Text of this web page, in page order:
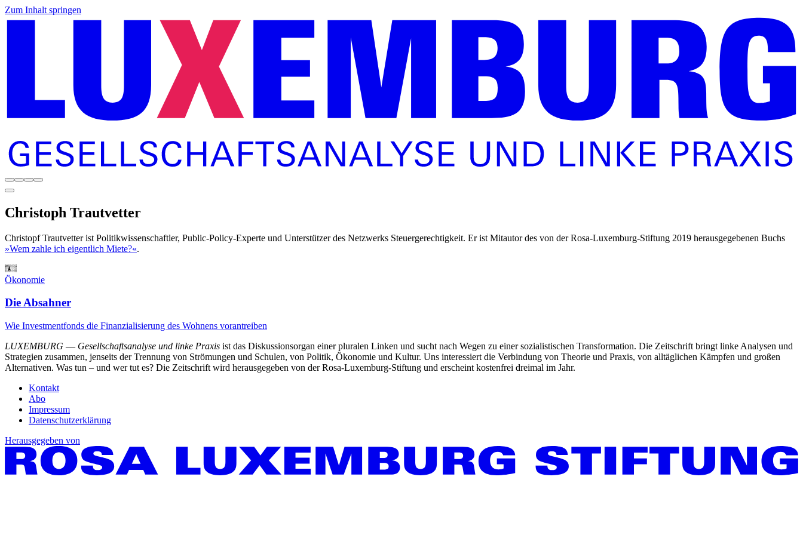
Zum Inhalt springen
Christoph Trautvetter
Christopf Trautvetter ist Politikwissenschaftler, Public-Policy-Experte und Unterstützer des Netzwerks Steuergerechtigkeit. Er ist Mitautor des von der Rosa-Luxemburg-Stiftung 2019 herausgegebenen Buchs
»Wem zahle ich eigentlich Miete?«.
Ökonomie
Die Absahner
Wie Investmentfonds die Finanzialisierung des Wohnens vorantreiben
LUXEMBURG — Gesellschaftsanalyse und linke Praxis ist das Diskussionsorgan einer pluralen Linken und sucht nach Wegen zu einer sozialistischen Transformation. Die Zeitschrift bringt linke Analysen und
Strategien zusammen, jenseits der Trennung von Strömungen und Schulen, von Politik, Ökonomie und Kultur. Uns interessiert die Verbindung von Theorie und Praxis, von alltäglichen Kämpfen und großen
Alternativen. Was tun – und wer tut es? Die Zeitschrift wird herausgegeben von der Rosa-Luxemburg-Stiftung und erscheint kostenfrei dreimal im Jahr.
Kontakt
Abo
Impressum
Datenschutzerklärung
Herausgegeben von